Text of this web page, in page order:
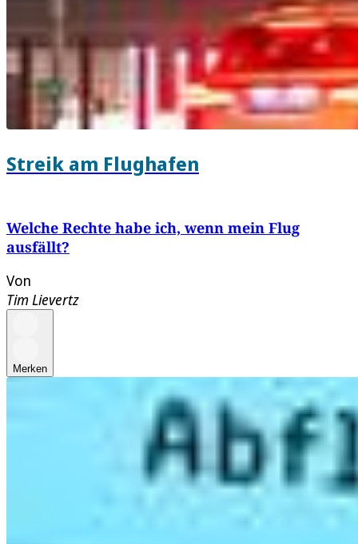
Streik am Flughafen
Welche Rechte habe ich, wenn mein Flug
ausfällt?
Von
Tim Lievertz
Merken